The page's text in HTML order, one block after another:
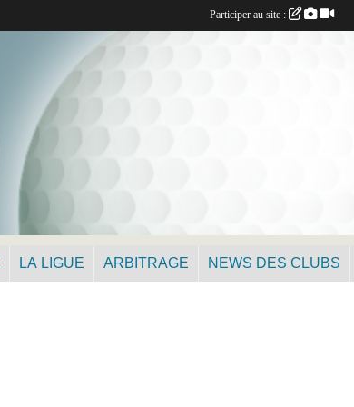
LA LIGUE ARBITRAGE NEWS DES CLUBS
Participer au site :